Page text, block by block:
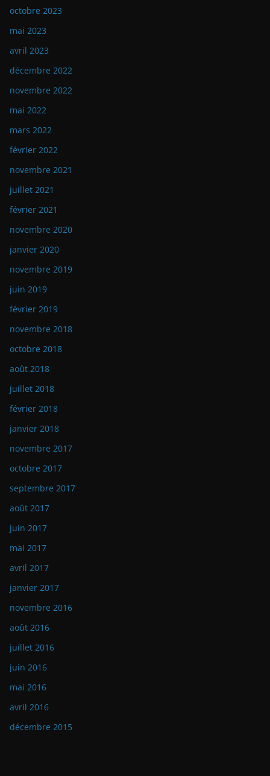
octobre 2023
mai 2023
avril 2023
décembre 2022
novembre 2022
mai 2022
mars 2022
février 2022
novembre 2021
juillet 2021
février 2021
novembre 2020
janvier 2020
novembre 2019
juin 2019
février 2019
novembre 2018
octobre 2018
août 2018
juillet 2018
février 2018
janvier 2018
novembre 2017
octobre 2017
septembre 2017
août 2017
juin 2017
mai 2017
avril 2017
janvier 2017
novembre 2016
août 2016
juillet 2016
juin 2016
mai 2016
avril 2016
décembre 2015